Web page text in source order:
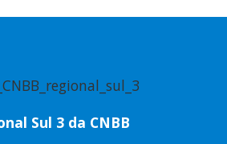
Sul 3 da CNBB